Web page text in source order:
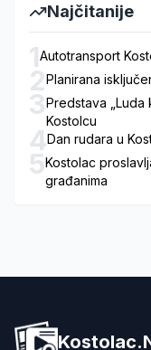
Najčitanije
1Autotransport
2Planirana
3Predstava „Luda
Kostolcu
4Dan rudara u
5Kostolac
građanima